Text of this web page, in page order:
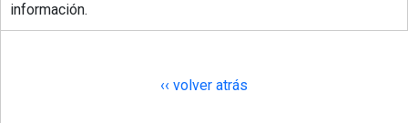
información.
‹‹ volver atrás